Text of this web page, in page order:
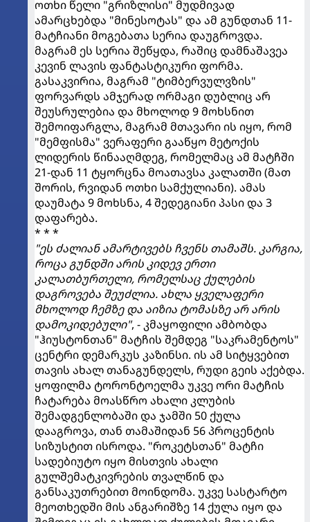
ოთხი წელი "გრიზლისი" მუდმივად
ამარცხებდა "მინესოტას" და ამ გუნდთან 11-
მატჩიანი მოგებათა სერია დაუგროვდა.
მაგრამ ეს სერია შეწყდა, რაშიც დამნაშავეა
კევინ ლავის ფანტასტიკური ფორმა.
გასაკვირია, მაგრამ "ტიმბერვულვზის"
ფორვარდს ამჯერად ორმაგი დუბლიც არ
შეუსრულებია და მხოლოდ 9 მოხსნით
შემოიფარგლა, მაგრამ მთავარი ის იყო, რომ
"მემფისმა" ვერაფერი გააწყო მეტოქის
ლიდერის წინააღმდეგ, რომელმაც ამ მატჩში
21-დან 11 ტყორცნა მოათავსა კალათში (მათ
შორის, რვიდან ოთხი სამქულიანი). ამას
დაუმატა 9 მოხსნა, 4 შედეგიანი პასი და 3
დაფარება.
* * *
"ეს ძალიან ამარტივებს ჩვენს თამაშს. კარგია,
როცა გუნდში არის კიდევ ერთი
კალათბურთელი, რომელსაც ქულების
დაგროვება შეუძლია. ახლა ყველაფერი
მხოლოდ ჩემზე და აიზია ტომასზე არ არის
დამოკიდებული", - კმაყოფილი ამბობდა
"ჰიუსტონთან" მატჩის შემდეგ "საკრამენტოს"
ცენტრი დემარკუს კაზინსი. ის ამ სიტყვებით
თავის ახალ თანაგუნდელს, რუდი გეის აქებდა.
ყოფილმა ტორონტოელმა უკვე ორი მატჩის
ჩატარება მოასწრო ახალი კლუბის
შემადგენლობაში და ჯამში 50 ქულა
დააგროვა, თან თამაშიდან 56 პროცენტის
სიზუსტით ისროდა. "როკეტსთან" მატჩი
სადებიუტო იყო მისთვის ახალი
გულშემატკივრების თვალწინ და
განსაკუთრებით მოინდომა. უკვე სასტარტო
მეოთხედში მის ანგარიშზე 14 ქულა იყო და